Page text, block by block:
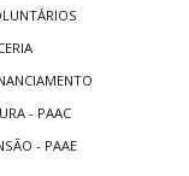
- PAAC
- PAAE